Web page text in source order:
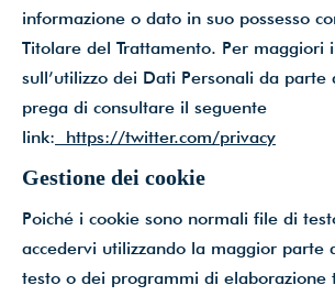
informazione o dato in suo possesso
Titolare del Trattamento. Per maggiori
sull’utilizzo dei Dati Personali da parte
prega di consultare il seguente
link: https://twitter.com/privacy
Gestione dei cookie
Poiché i cookie sono normali file di
accedervi utilizzando la maggior parte
testo o dei programmi di elaborazione